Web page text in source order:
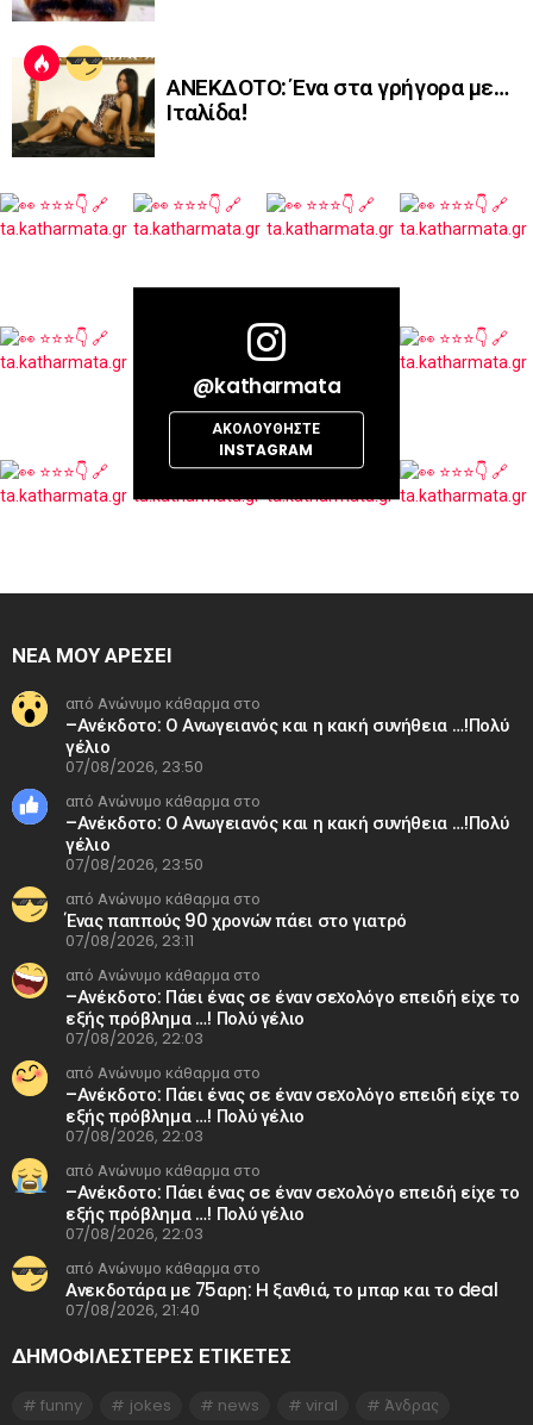
ΑΝΕΚΔΟΤΟ: Ένα στα γρήγορα με…
Ιταλίδα!
@katharmata
ΑΚΟΛΟΥΘΉΣΤΕ
INSTAGRAM
ΝΕΑ ΜΟΥ ΑΡΕΣΕΙ
από Ανώνυμο κάθαρμα στο
–Ανέκδοτο: Ο Ανωγειανός και η κακή συνήθεια …!Πολύ
γέλιο
07/08/2026, 23:50
από Ανώνυμο κάθαρμα στο
–Ανέκδοτο: Ο Ανωγειανός και η κακή συνήθεια …!Πολύ
γέλιο
07/08/2026, 23:50
από Ανώνυμο κάθαρμα στο
Ένας παππούς 90 χρονών πάει στο γιατρό
07/08/2026, 23:11
από Ανώνυμο κάθαρμα στο
–Ανέκδοτο: Πάει ένας σε έναν σεxολόγο επειδή είχε το
εξής πρόβλημα …! Πολύ γέλιο
07/08/2026, 22:03
από Ανώνυμο κάθαρμα στο
–Ανέκδοτο: Πάει ένας σε έναν σεxολόγο επειδή είχε το
εξής πρόβλημα …! Πολύ γέλιο
07/08/2026, 22:03
από Ανώνυμο κάθαρμα στο
–Ανέκδοτο: Πάει ένας σε έναν σεxολόγο επειδή είχε το
εξής πρόβλημα …! Πολύ γέλιο
07/08/2026, 22:03
από Ανώνυμο κάθαρμα στο
Ανεκδοτάρα με 75αρη: Η ξανθιά, το μπαρ και το deal
07/08/2026, 21:40
ΔΗΜΟΦΙΛΕΣΤΕΡΕΣ ΕΤΙΚΈΤΕΣ
funny jokes news viral
Άνδρας